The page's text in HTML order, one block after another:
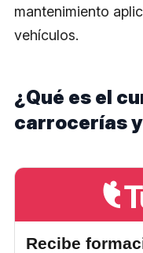
mantenimiento
vehículos.
¿Qué es el
carrocerías
Recibe